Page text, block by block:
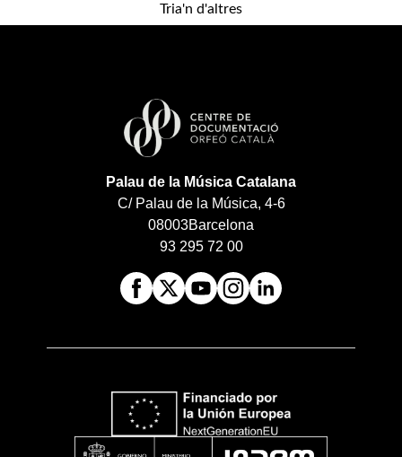
Tria'n d'altres
Palau de la Música Catalana
C/ Palau de la Música, 4-6
08003Barcelona
93 295 72 00